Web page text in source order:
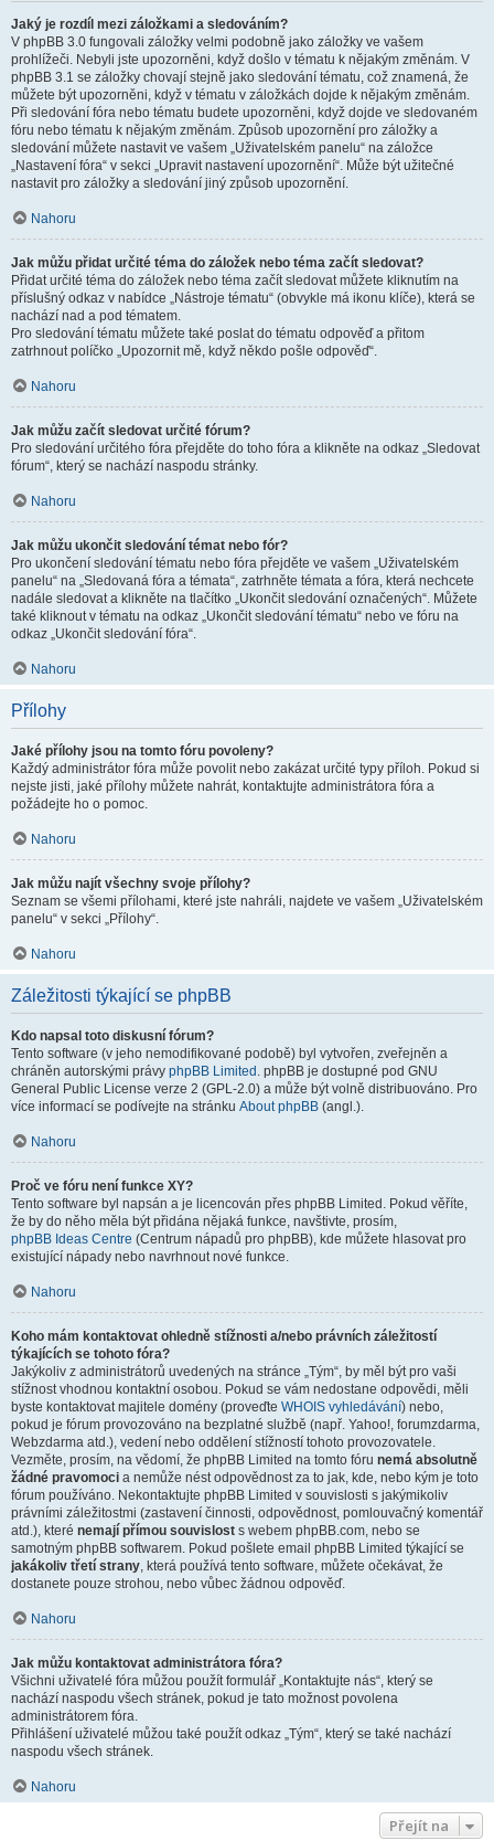
Jaký je rozdíl mezi záložkami a sledováním?
V phpBB 3.0 fungovali záložky velmi podobně jako záložky ve vašem
prohlížeči. Nebyli jste upozorněni, když došlo v tématu k nějakým změnám. V
phpBB 3.1 se záložky chovají stejně jako sledování tématu, což znamená, že
můžete být upozorněni, když v tématu v záložkách dojde k nějakým změnám.
Při sledování fóra nebo tématu budete upozorněni, když dojde ve sledovaném
fóru nebo tématu k nějakým změnám. Způsob upozornění pro záložky a
sledování můžete nastavit ve vašem „Uživatelském panelu“ na záložce
„Nastavení fóra“ v sekci „Upravit nastavení upozornění“. Může být užitečné
nastavit pro záložky a sledování jiný způsob upozornění.
Nahoru
Jak můžu přidat určité téma do záložek nebo téma začít sledovat?
Přidat určité téma do záložek nebo téma začít sledovat můžete kliknutím na
příslušný odkaz v nabídce „Nástroje tématu“ (obvykle má ikonu klíče), která se
nachází nad a pod tématem.
Pro sledování tématu můžete také poslat do tématu odpověď a přitom
zatrhnout políčko „Upozornit mě, když někdo pošle odpověď“.
Nahoru
Jak můžu začít sledovat určité fórum?
Pro sledování určitého fóra přejděte do toho fóra a klikněte na odkaz „Sledovat
fórum“, který se nachází naspodu stránky.
Nahoru
Jak můžu ukončit sledování témat nebo fór?
Pro ukončení sledování tématu nebo fóra přejděte ve vašem „Uživatelském
panelu“ na „Sledovaná fóra a témata“, zatrhněte témata a fóra, která nechcete
nadále sledovat a klikněte na tlačítko „Ukončit sledování označených“. Můžete
také kliknout v tématu na odkaz „Ukončit sledování tématu“ nebo ve fóru na
odkaz „Ukončit sledování fóra“.
Nahoru
Přílohy
Jaké přílohy jsou na tomto fóru povoleny?
Každý administrátor fóra může povolit nebo zakázat určité typy příloh. Pokud si
nejste jisti, jaké přílohy můžete nahrát, kontaktujte administrátora fóra a
požádejte ho o pomoc.
Nahoru
Jak můžu najít všechny svoje přílohy?
Seznam se všemi přílohami, které jste nahráli, najdete ve vašem „Uživatelském
panelu“ v sekci „Přílohy“.
Nahoru
Záležitosti týkající se phpBB
Kdo napsal toto diskusní fórum?
Tento software (v jeho nemodifikované podobě) byl vytvořen, zveřejněn a
chráněn autorskými právy phpBB Limited . phpBB je dostupné pod GNU
General Public License verze 2 (GPL-2.0) a může být volně distribuováno. Pro
více informací se podívejte na stránku About phpBB (angl.).
Nahoru
Proč ve fóru není funkce XY?
Tento software byl napsán a je licencován přes phpBB Limited. Pokud věříte,
že by do něho měla být přidána nějaká funkce, navštivte, prosím,
phpBB Ideas Centre (Centrum nápadů pro phpBB), kde můžete hlasovat pro
existující nápady nebo navrhnout nové funkce.
Nahoru
Koho mám kontaktovat ohledně stížnosti a/nebo právních záležitostí
týkajících se tohoto fóra?
Jakýkoliv z administrátorů uvedených na stránce „Tým“, by měl být pro vaši
stížnost vhodnou kontaktní osobou. Pokud se vám nedostane odpovědi, měli
byste kontaktovat majitele domény (proveďte WHOIS vyhledávání) nebo,
pokud je fórum provozováno na bezplatné službě (např. Yahoo!, forumzdarma,
Webzdarma atd.), vedení nebo oddělení stížností tohoto provozovatele.
Vezměte, prosím, na vědomí, že phpBB Limited na tomto fóru nemá absolutně
žádné pravomoci a nemůže nést odpovědnost za to jak, kde, nebo kým je toto
fórum používáno. Nekontaktujte phpBB Limited v souvislosti s jakýmikoliv
právními záležitostmi (zastavení činnosti, odpovědnost, pomlouvačný komentář
atd.), které nemají přímou souvislost s webem phpBB.com, nebo se
samotným phpBB softwarem. Pokud pošlete email phpBB Limited týkající se
jakákoliv třetí strany, která používá tento software, můžete očekávat, že
dostanete pouze strohou, nebo vůbec žádnou odpověď.
Nahoru
Jak můžu kontaktovat administrátora fóra?
Všichni uživatelé fóra můžou použít formulář „Kontaktujte nás“, který se
nachází naspodu všech stránek, pokud je tato možnost povolena
administrátorem fóra.
Přihlášení uživatelé můžou také použít odkaz „Tým“, který se také nachází
naspodu všech stránek.
Nahoru
Přejít na